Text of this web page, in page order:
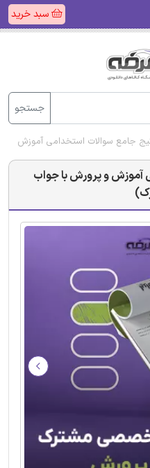
سبد خرید
جستجو
جامع سوالات استخدامی آموزش
آموزش و پرورش با جواب